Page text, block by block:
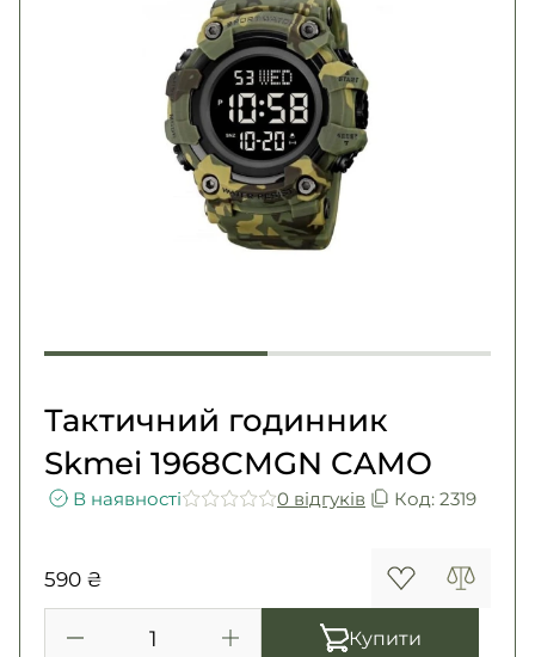
UA
Повернення та обмін
Ножі та мультитули
Шеврони, патчі та нашивки
Second Hand NATO
Тактичний годинник
Skmei 1968CMGN CAMO
В наявності 0 вiдгукiв Код: 2319
590 ₴
Купити